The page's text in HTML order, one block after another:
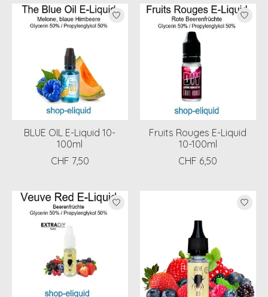
BLUE OIL E-Liquid 10-
100ml
CHF 7,50
Fruits Rouges E-Liquid
10-100ml
CHF 6,50